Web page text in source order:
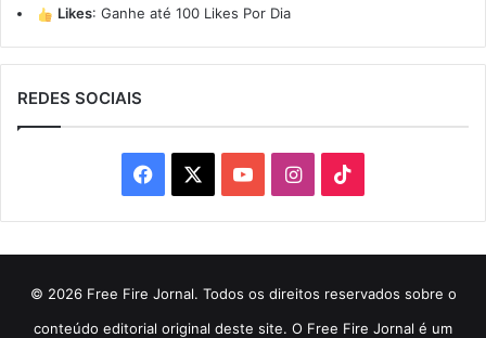
Likes: Ganhe até 100 Likes Por Dia
REDES SOCIAIS
Facebook YouTubeInstagram
© 2026 Free Fire Jornal. Todos os direitos reservados sobre o
conteúdo editorial original deste site. O Free Fire Jornal é um